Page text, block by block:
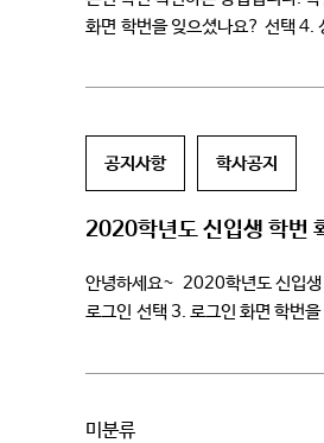
화면 학번을 잊으셨나요? 선택 4.
공지사항 학사공지
2020학년도 신입생 학번
안녕하세요~ 2020학년도 신입
로그인 선택 3. 로그인 화면 학번
미분류